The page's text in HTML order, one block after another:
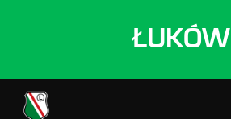
ŁUKÓW